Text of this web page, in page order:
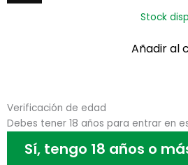
Stock
Añadir al
Verificación de edad
Debes tener 18 años para entrar en
Sí, tengo 18 años o